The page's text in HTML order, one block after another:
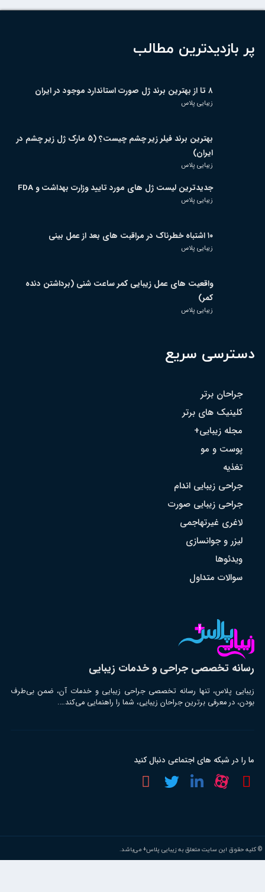
پر بازدیدترین مطالب
۸ تا از بهترین برند ژل صورت استاندارد موجود در ایران
زیبایی پلاس
بهترین برند فیلر زیر چشم چیست؟ (۵ مارک ژل زیر چشم در
ایران)
زیبایی پلاس
جدیدترین لیست ژل های مورد تایید وزارت بهداشت و FDA
زیبایی پلاس
۱۰ اشتباه خطرناک در مراقبت های بعد از عمل بینی
زیبایی پلاس
واقعیت های عمل زیبایی کمر ساعت شنی (برداشتن دنده
کمر)
زیبایی پلاس
دسترسی سریع
جراحان برتر
کلینیک های برتر
مجله زیبایی+
پوست و مو
تغذیه
جراحی زیبایی اندام
جراحی زیبایی صورت
لاغری غیرتهاجمی
لیزر و جوانسازی
ویدئوها
سوالات متداول
رسانه تخصصی جراحی و خدمات زیبایی
زیبایی پلاس، تنها رسانه تخصصی جراحی زیبایی و خدمات آن، ضمن بی‌طرف
بودن، در معرفی برترین جراحان زیبایی، شما را راهنمایی می‌کند….
ما را در شبکه های اجتماعی دنبال کنید
© کلیه حقوق این سایت متعلق به زیبایی پلاس+ می‌باشد.